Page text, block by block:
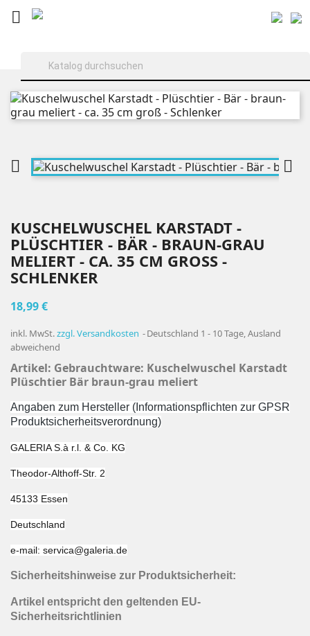

 
KUSCHELWUSCHEL KARSTADT -
PLÜSCHTIER - BÄR - BRAUN-GRAU
MELIERT - CA. 35 CM GROSS - S
CHLENKER
18,99 €
inkl. MwSt.zzgl. Versandkosten
Deutschland 1 - 10 Tage, Ausland
abweichend
Artikel: Gebrauchtware: Kuschelwuschel Karstadt
Plüschtier Bär braun-grau meliert
Angaben zum Hersteller (Informationspflichten zur GPSR
Produktsicherheitsverordnung)
GALERIA S.à r.l. & Co. KG
Theodor-Althoff-Str. 2
45133 Essen
Deutschland
e-mail: servica@galeria.de
Sicherheitshinweise zur Produktsicherheit:
Artikel entspricht den geltenden EU-
Sicherheitsrichtlinien